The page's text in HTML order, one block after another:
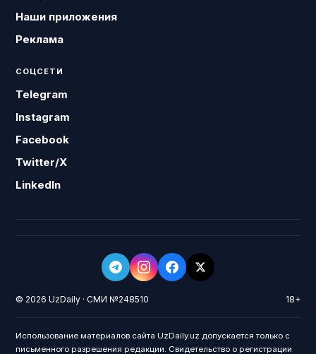
Наши приложения
Реклама
СОЦСЕТИ
Telegram
Instagram
Facebook
Twitter/X
LinkedIn
© 2026 UzDaily · СМИ №248510 18+
Использование материалов сайта UzDaily.uz допускается только с
письменного разрешения редакции. Свидетельство о регистрации